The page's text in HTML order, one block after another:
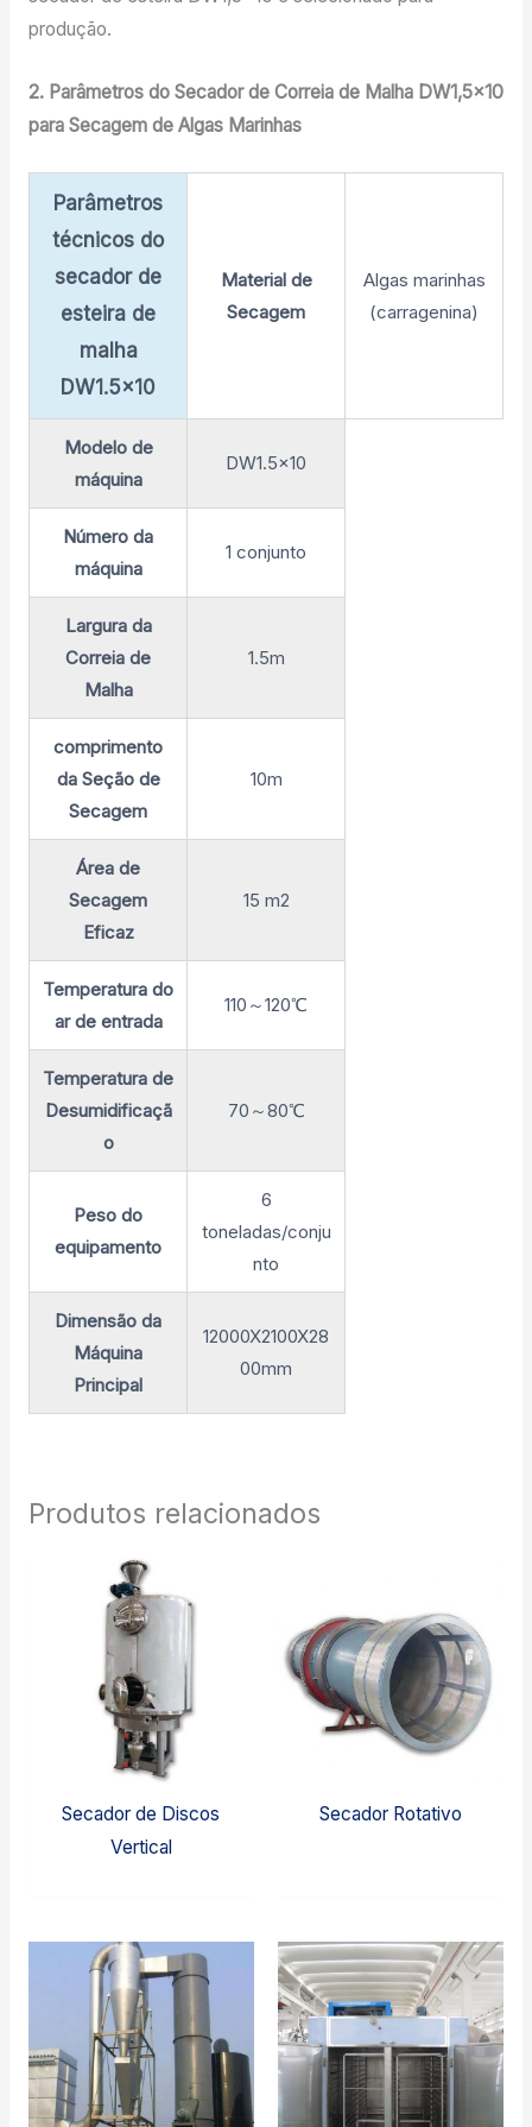
produção.
2. Parâmetros do Secador de Correia de Malha DW1,5×10
para Secagem de Algas Marinhas
Parâmetros
técnicos do
secador de
esteira de
malha
DW1.5×10
Material de
Secagem
Algas marinhas
(carragenina)
Modelo de
máquina
DW1.5×10
Número da
máquina
1 conjunto
Largura da
Correia de
Malha
1.5m
comprimento
da Seção de
Secagem
10m
Área de
Secagem
Eficaz
15 m2
Temperatura do
ar de entrada
110～120℃
Temperatura de
Desumidificaçã
o
70～80℃
Peso do
equipamento
6
toneladas/conju
nto
Dimensão da
Máquina
Principal
12000X2100X28
00mm
Produtos relacionados
Secador de Discos
Vertical
Secador Rotativo